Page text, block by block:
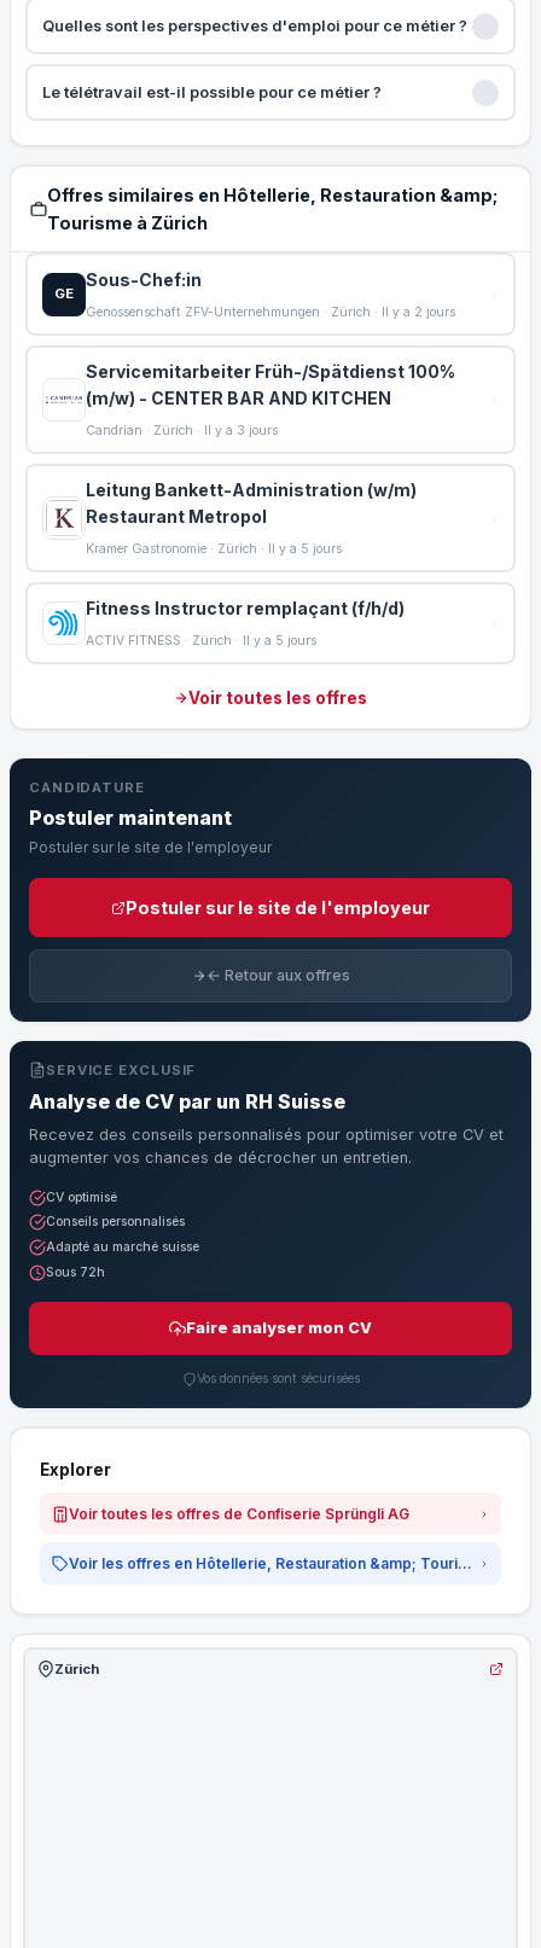
Quelles sont les perspectives d'emploi pour ce métier ?
Le télétravail est-il possible pour ce métier ?
Offres similaires en Hôtellerie, Restauration &amp;
Tourisme à Zürich
GE
Sous-Chef:in
Genossenschaft ZFV-Unternehmungen · Zürich · Il y a 2 jours
Servicemitarbeiter Früh-/Spätdienst 100%
(m/w) - CENTER BAR AND KITCHEN
Candrian · Zürich · Il y a 3 jours
Leitung Bankett-Administration (w/m)
Restaurant Metropol
Kramer Gastronomie · Zürich · Il y a 5 jours
Fitness Instructor remplaçant (f/h/d)
ACTIV FITNESS · Zürich · Il y a 5 jours
Voir toutes les offres
CANDIDATURE
Postuler maintenant
Postuler sur le site de l'employeur
Postuler sur le site de l'employeur
← Retour aux offres
SERVICE EXCLUSIF
Analyse de CV par un RH Suisse
Recevez des conseils personnalisés pour optimiser votre CV et
augmenter vos chances de décrocher un entretien.
CV optimisé
Conseils personnalisés
Adapté au marché suisse
Sous 72h
Faire analyser mon CV
Vos données sont sécurisées
Explorer
Voir toutes les offres de Confiserie Sprüngli AG
Voir les offres en Hôtellerie, Restauration &amp; Tourisme
Zürich